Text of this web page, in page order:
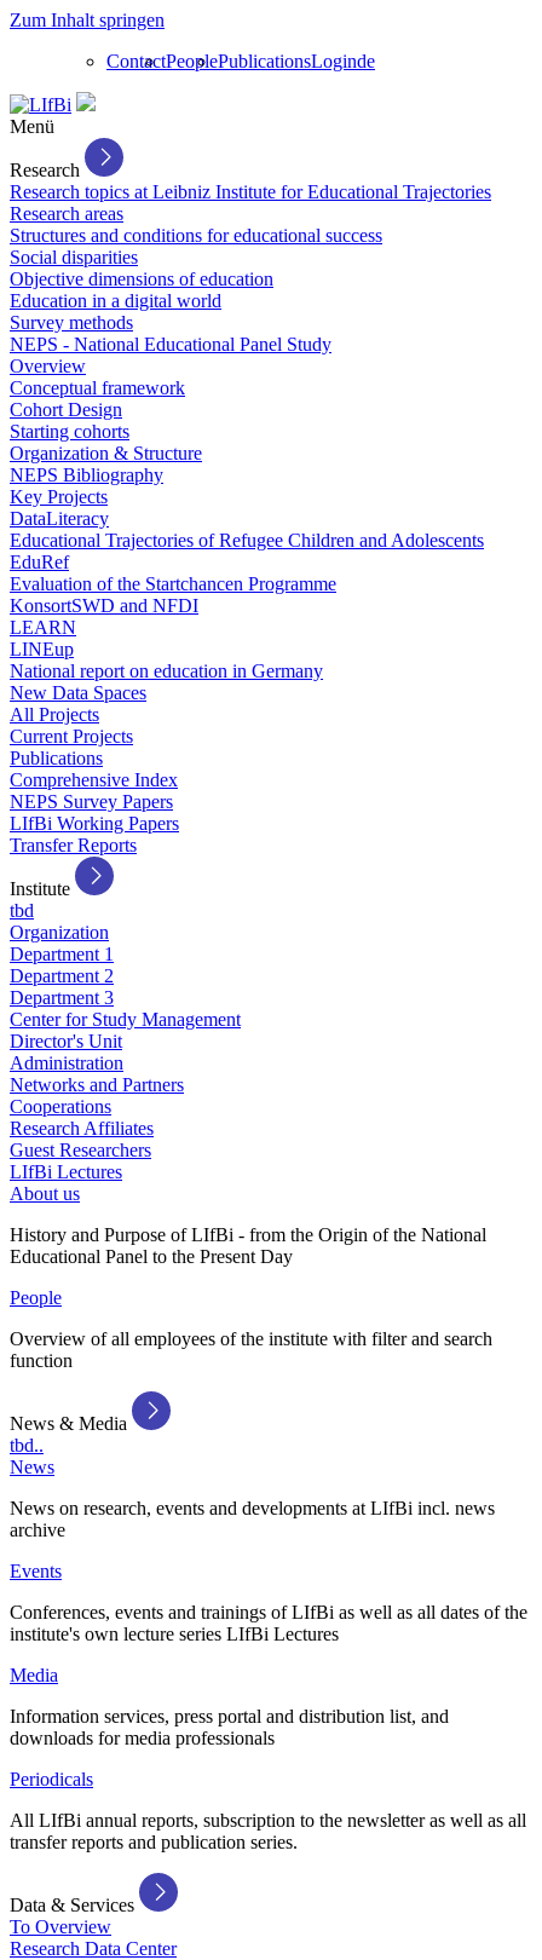
Zum Inhalt springen
ContactPeoplePublicationsLoginde
Menü
Research
Research topics at Leibniz Institute for Educational Trajectories
Research areas
Structures and conditions for educational success
Social disparities
Objective dimensions of education
Education in a digital world
Survey methods
NEPS - National Educational Panel Study
Overview
Conceptual framework
Cohort Design
Starting cohorts
Organization & Structure
NEPS Bibliography
Key Projects
DataLiteracy
Educational Trajectories of Refugee Children and Adolescents
EduRef
Evaluation of the Startchancen Programme
KonsortSWD and NFDI
LEARN
LINEup
National report on education in Germany
New Data Spaces
All Projects
Current Projects
Publications
Comprehensive Index
NEPS Survey Papers
LIfBi Working Papers
Transfer Reports
Institute
tbd
Organization
Department 1
Department 2
Department 3
Center for Study Management
Director's Unit
Administration
Networks and Partners
Cooperations
Research Affiliates
Guest Researchers
LIfBi Lectures
About us
History and Purpose of LIfBi - from the Origin of the National
Educational Panel to the Present Day
People
Overview of all employees of the institute with filter and search
function
News & Media
tbd..
News
News on research, events and developments at LIfBi incl. news
archive
Events
Conferences, events and trainings of LIfBi as well as all dates of the
institute's own lecture series LIfBi Lectures
Media
Information services, press portal and distribution list, and
downloads for media professionals
Periodicals
All LIfBi annual reports, subscription to the newsletter as well as all
transfer reports and publication series.
Data & Services
To Overview
Research Data Center